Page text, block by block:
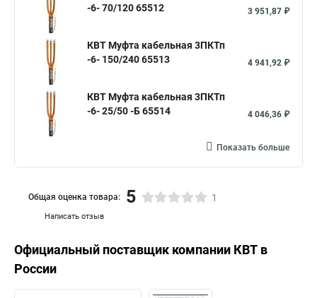
-6- 70/120 65512
3 951,87 ₽
КВТ Муфта кабельная 3ПКТп
-6- 150/240 65513
4 941,92 ₽
КВТ Муфта кабельная 3ПКТп
-6- 25/50 -Б 65514
4 046,36 ₽
Показать больше
Написать отзыв
Общая оценка товара: 5 1
Официальный поставщик компании КВТ в
России